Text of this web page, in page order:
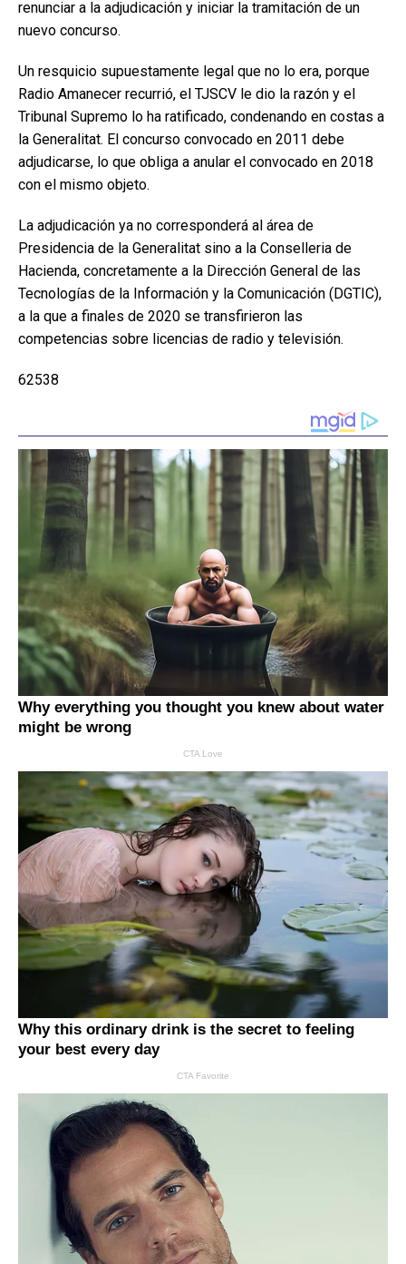
renunciar a la adjudicación y iniciar la tramitación de un
nuevo concurso.
Un resquicio supuestamente legal que no lo era, porque
Radio Amanecer recurrió, el TJSCV le dio la razón y el
Tribunal Supremo lo ha ratificado, condenando en costas a
la Generalitat. El concurso convocado en 2011 debe
adjudicarse, lo que obliga a anular el convocado en 2018
con el mismo objeto.
La adjudicación ya no corresponderá al área de
Presidencia de la Generalitat sino a la Conselleria de
Hacienda, concretamente a la Dirección General de las
Tecnologías de la Información y la Comunicación (DGTIC),
a la que a finales de 2020 se transfirieron las
competencias sobre licencias de radio y televisión.
62538